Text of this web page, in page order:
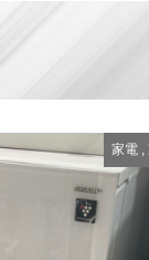
家電,